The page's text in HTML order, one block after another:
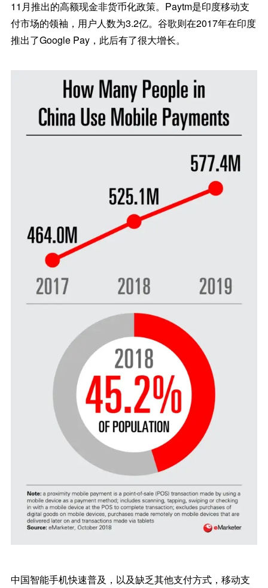
11月推出的高额现金非货币化政策。Paytm是印度移动支
付市场的领袖，用户人数为3.2亿。谷歌则在2017年在印度
推出了Google Pay，此后有了很大增长。
中国智能手机快速普及，以及缺乏其他支付方式，移动支